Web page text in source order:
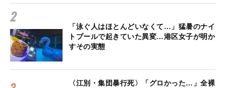
「泳ぐ人はほとんどいなくて…」猛暑のナイ
トプールで起きていた異変…港区女子が明か
すその実態
〈江別・集団暴行死〉「グロかった…」全裸